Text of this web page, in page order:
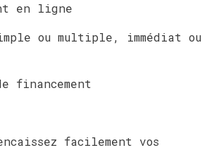
en ligne
ou multiple, immédiat ou
financement
facilement vos